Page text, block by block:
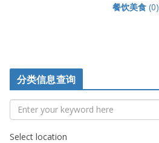
餐饮美食(0)
分类信息查询
Select location